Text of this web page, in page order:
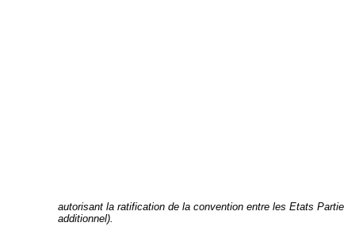
autorisant la ratification de la convention entre les Etats
additionnel).